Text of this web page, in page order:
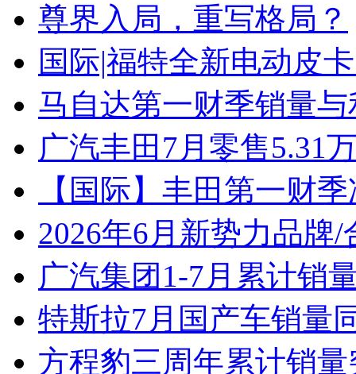
尊界入局，重写格局？
国际|福特全新电动皮
马自达第一财季销量
广汽丰田7月零售5.31
【国际】丰田第一财
2026年6月新势力品牌
广汽集团1-7月累计销
特斯拉7月国产车销量
方程豹三周年累计销